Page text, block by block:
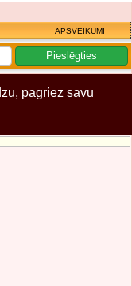
APSVEIKUMI
pagriez savu